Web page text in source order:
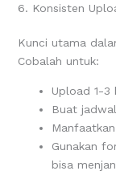
6. Konsisten
Kunci utama
Cobalah untuk:
Upload 1-3
Buat
Gunakan
bisa